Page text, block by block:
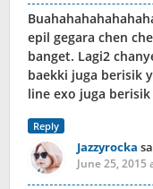
epil gegara chen
banget. Lagi2
baekki juga berisik
line exo juga berisik
Reply
Jazzyrocka
June 25, 2015